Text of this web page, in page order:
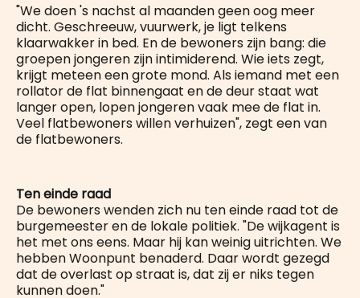
"We doen 's nachst al maanden geen oog meer
dicht. Geschreeuw, vuurwerk, je ligt telkens
klaarwakker in bed. En de bewoners zijn bang: die
groepen jongeren zijn intimiderend. Wie iets zegt,
krijgt meteen een grote mond. Als iemand met een
rollator de flat binnengaat en de deur staat wat
langer open, lopen jongeren vaak mee de flat in.
Veel flatbewoners willen verhuizen", zegt een van
de flatbewoners.
Ten einde raad
De bewoners wenden zich nu ten einde raad tot de
burgemeester en de lokale politiek. "De wijkagent is
het met ons eens. Maar hij kan weinig uitrichten. We
hebben Woonpunt benaderd. Daar wordt gezegd
dat de overlast op straat is, dat zij er niks tegen
kunnen doen."